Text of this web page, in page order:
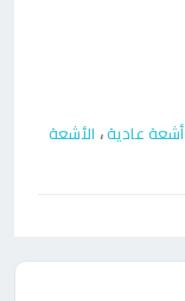
أشعة عادية، الأشعة